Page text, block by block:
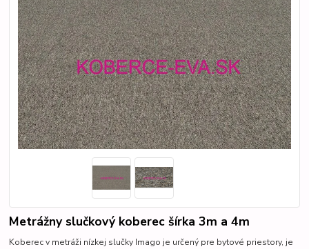
Metrážny slučkový koberec šírka 3m a 4m
Koberec v metráži nízkej slučky Imago je určený pre bytové priestory, je